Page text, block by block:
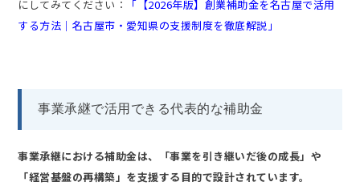
にしてみてください：
「【2026年版】創業補助金を名古屋で活用
する方法｜名古屋市・愛知県の支援制度を徹底解説」
事業承継で活用できる代表的な補助金
事業承継における補助金は、「事業を引き継いだ後の成長」や
「経営基盤の再構築」を支援する目的で設計されています。